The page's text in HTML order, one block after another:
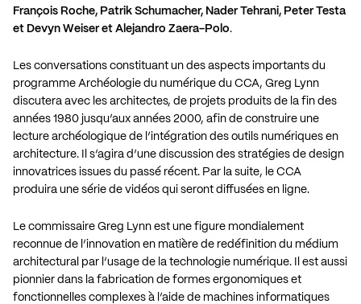
François Roche, Patrik Schumacher, Nader Tehrani, Peter Testa
et Devyn Weiser et Alejandro Zaera-Polo.
Les conversations constituant un des aspects importants du
programme Archéologie du numérique du CCA, Greg Lynn
discutera avec les architectes, de projets produits de la fin des
années 1980 jusqu’aux années 2000, afin de construire une
lecture archéologique de l’intégration des outils numériques en
architecture. Il s’agira d’une discussion des stratégies de design
innovatrices issues du passé récent. Par la suite, le CCA
produira une série de vidéos qui seront diffusées en ligne.
Le commissaire Greg Lynn est une figure mondialement
reconnue de l’innovation en matière de redéfinition du médium
architectural par l’usage de la technologie numérique. Il est aussi
pionnier dans la fabrication de formes ergonomiques et
fonctionnelles complexes à l’aide de machines informatiques